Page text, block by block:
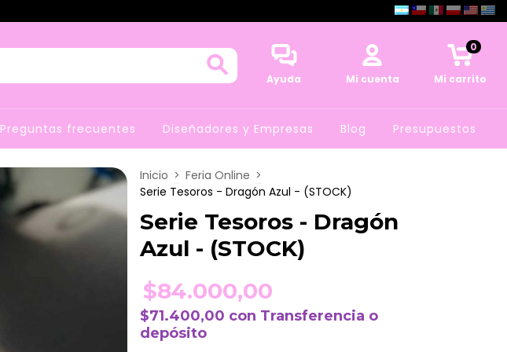
Ayuda Mi cuenta Mi carrito
0
Preguntas frecuentes Diseñadores y Empresas Blog Presupuestos
Inicio > Feria Online >
Serie Tesoros - Dragón Azul - (STOCK)
Serie Tesoros - Dragón
Azul - (STOCK)
$84.000,00
$71.400,00 con Transferencia o
depósito